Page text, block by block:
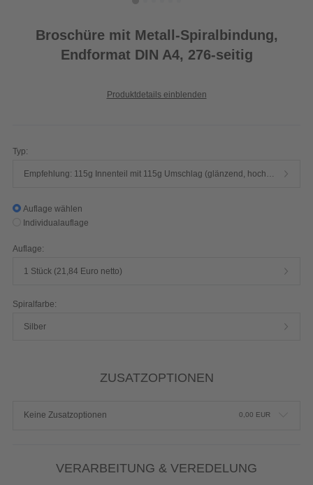
Broschüre mit Metall-Spiralbindung,
Endformat DIN A4, 276-seitig
Produktdetails einblenden
Typ:
Auflage wählen
Individualauflage
Auflage:
1 Stück (21,84 Euro netto)
Spiralfarbe:
Silber
ZUSATZOPTIONEN
Keine Zusatzoptionen 0,00 EUR
VERARBEITUNG & VEREDELUNG